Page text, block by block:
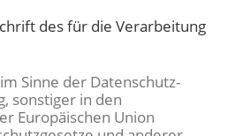
des für die Verarbeitung
Sinne der Datenschutz-
sonstiger in den
Europäischen Union